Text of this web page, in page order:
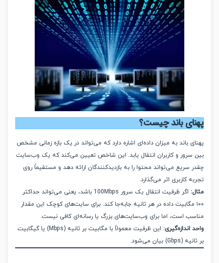
باند چیست؟
باند به میزان داده‌ای اشاره دارد که می‌تواند در یک بازه زمانی مشخص
و کاربران انتقال یابد. این شاخص تعیین می‌کند که یک وب‌سایت
سریع می‌تواند محتوا را به بازدیدکنندگان ارائه دهد و مستقیماً روی
کاربری اثر می‌گذارد.
اگر ظرفیت انتقال یک سرور 100Mbps باشد، یعنی می‌تواند حداکثر
مگابیت داده در هر ثانیه جابه‌جا کند. برای سایت‌های کوچک این مقدار
است، اما برای وب‌سایت‌های بزرگ یا رسانه‌ای کافی نیست.
اندازه‌گیری:
این ظرفیت معمولاً با مگابیت بر ثانیه (Mbps) یا گیگابیت